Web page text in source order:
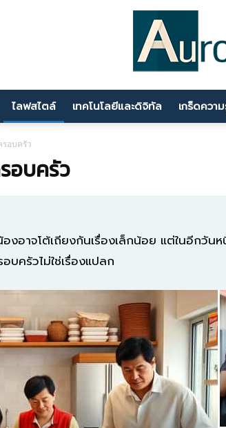
รู้
ไลฟสไตล์ เทคโนโลยีและดิจิทัล เกร็ดควา
อบครัว
อบครัว
งอาจโต้เถียงกันเรื่องเล็กน้อย แต่ในอีกวั
ครัวไม่ใช่เรื่องแปลก